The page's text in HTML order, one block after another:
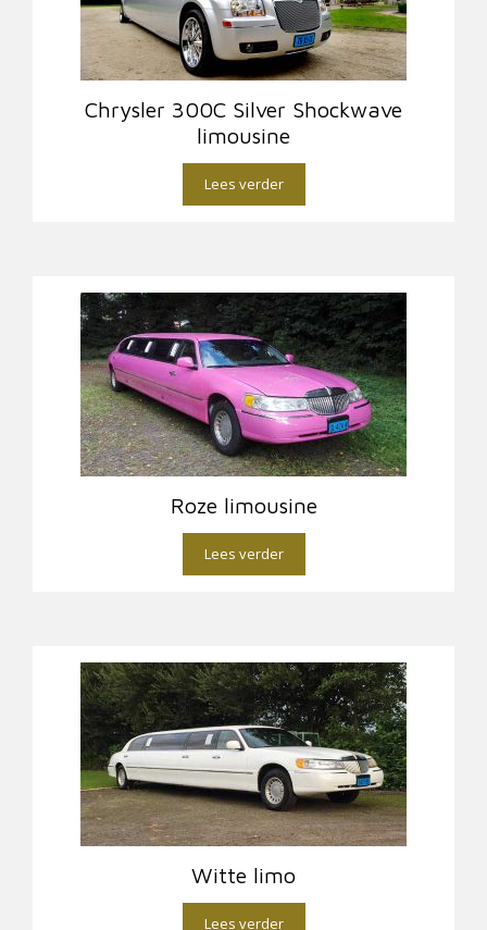
Chrysler 300C Silver Shockwave
limousine
Lees verder
Roze limousine
Lees verder
Witte limo
Lees verder